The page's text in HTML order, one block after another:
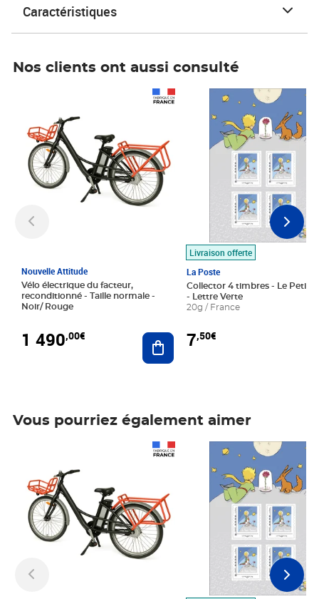
Caractéristiques
Nos clients ont aussi consulté
Nouvelle Attitude
Vélo électrique du facteur,
reconditionné - Taille normale -
Noir/ Rouge
1 490,00€ Ajouter au panier
Livraison offerte
La Poste
Collector 4 timbres - Le Petit
- Lettre Verte
20g / France
7,50€
Prix 7,50€
Vous pourriez également aimer
Prix 7,50€